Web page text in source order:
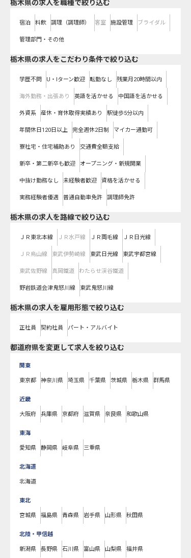
栃木県の求人を職種で絞り込む
宿泊 料飲 調理（調理師） 客室 施設管理 ブライダル
管理部門・その他
栃木県の求人をこだわり条件で絞り込む
学歴不問 U・Iターン歓迎 転勤なし 残業月20時間以内
海外勤務・出張あり 英語を活かせる 中国語を活かせる
外資系 産休・育休取得実績あり 駅徒歩5分以内
年間休日120日以上 完全週休2日制 マイカー通勤可
寮社宅・住宅補助あり 交通費全額支給
新卒・第二新卒も歓迎 オープニング・新規開業
中抜け勤務なし 未経験者歓迎 資格を活かせる
実務経験者優遇 普通自動車免許 調理師免許
栃木県の求人を路線で絞り込む
ＪＲ東北本線 ＪＲ水戸線 ＪＲ両毛線 ＪＲ日光線
ＪＲ烏山線 東武伊勢崎線 東武日光線 東武宇都宮線
東武佐野線 真岡鐵道 わたらせ渓谷鐵道
野岩鉄道会津鬼怒川線 東武鬼怒川線
栃木県の求人を雇用形態で絞り込む
正社員 契約社員 パート・アルバイト
都道府県を変更して求人を絞り込む
関東
東京都 神奈川県 埼玉県 千葉県 茨城県 栃木県 群馬県
近畿
大阪府 兵庫県 京都府 滋賀県 奈良県 和歌山県
東海
愛知県 静岡県 岐阜県 三重県
北海道
北海道
東北
宮城県 福島県 青森県 岩手県 山形県 秋田県
北陸・甲信越
新潟県 長野県 石川県 富山県 山梨県 福井県